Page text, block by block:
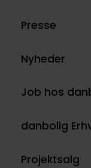
Presse
Nyheder
Job hos
danbolig
Projektsalg